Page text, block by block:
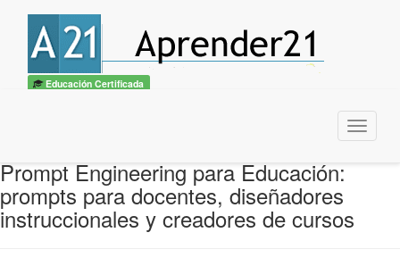
Educación Certificada
Menu
Prompt Engineering para Educación:
prompts para docentes, diseñadores
instruccionales y creadores de cursos